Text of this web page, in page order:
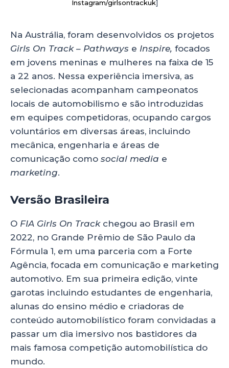
Instagram/girlsontrackuk]
Na Austrália, foram desenvolvidos os projetos
Girls On Track – Pathways e Inspire, focados
em jovens meninas e mulheres na faixa de 15
a 22 anos. Nessa experiência imersiva, as
selecionadas acompanham campeonatos
locais de automobilismo e são introduzidas
em equipes competidoras, ocupando cargos
voluntários em diversas áreas, incluindo
mecânica, engenharia e áreas de
comunicação como social media e
marketing.
Versão Brasileira
O FIA Girls On Trackchegou ao Brasil em
2022, no Grande Prêmio de São Paulo da
Fórmula 1, em uma parceria com a Forte
Agência, focada em comunicação e marketing
automotivo. Em sua primeira edição, vinte
garotas incluindo estudantes de engenharia,
alunas do ensino médio e criadoras de
conteúdo automobilístico foram convidadas a
passar um dia imersivo nos bastidores da
mais famosa competição automobilística do
mundo.